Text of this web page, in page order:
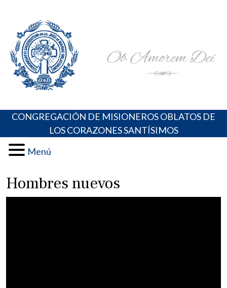
content
Portal de los Padres Oblatos. Advocaciones Marianas,
Oraciones, Música religiosa y más
CONGREGACIÓN DE MISIONEROS OBLATOS DE
LOS CORAZONES SANTÍSIMOS
Menú
Hombres nuevos